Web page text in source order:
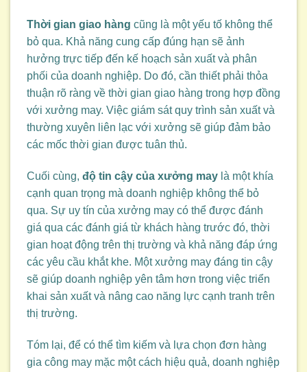
Thời gian giao hàng cũng là một yếu tố không thể
bỏ qua. Khả năng cung cấp đúng hạn sẽ ảnh
hưởng trực tiếp đến kế hoạch sản xuất và phân
phối của doanh nghiệp. Do đó, cần thiết phải thỏa
thuận rõ ràng về thời gian giao hàng trong hợp đồng
với xưởng may. Việc giám sát quy trình sản xuất và
thường xuyên liên lạc với xưởng sẽ giúp đảm bảo
các mốc thời gian được tuân thủ.
Cuối cùng, độ tin cậy của xưởng may là một khía
cạnh quan trọng mà doanh nghiệp không thể bỏ
qua. Sự uy tín của xưởng may có thể được đánh
giá qua các đánh giá từ khách hàng trước đó, thời
gian hoạt động trên thị trường và khả năng đáp ứng
các yêu cầu khắt khe. Một xưởng may đáng tin cậy
sẽ giúp doanh nghiệp yên tâm hơn trong việc triển
khai sản xuất và nâng cao năng lực cạnh tranh trên
thị trường.
Tóm lại, để có thể tìm kiếm và lựa chọn đơn hàng
gia công may mặc một cách hiệu quả, doanh nghiệp